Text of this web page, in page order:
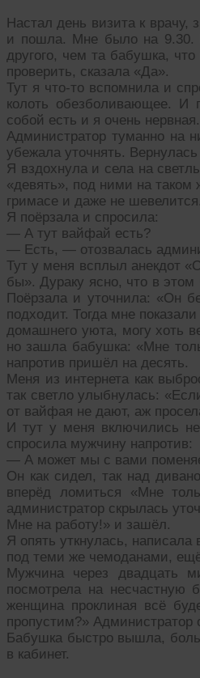
Настал день визита к
и пошла. Мне было на 9.30.
другого, чем та бабушка,
проверить, сказала «Да».
Тут я что-то вспомнила и
колоть обезболивающее. И
собой есть и я очень
Администратор туманно на
убежала уточнять.
Я вздохнула и села на
«девять», под ними на таком
гримасе и даже не шевелится.
Я поёрзала и спросила:
— А тут вайфай есть?
— Есть, — отозвалась
Тут у меня всплыл анекдот
бы». Дураку ясно, что в
Поёрзала и уточнила: «Он
подходит. Тогда мне
домашнего уюта, могу хоть
но зашла бабушка: «Мне
напротив пришёл на десять.
Меня из интернета как
так светло улыбнулась:
от вайфая не дают, аж
И тут у меня включились
спросила мужчину напротив:
— А может мы с вами
Он как сидел, так над
вперёд ломиться «Мне
администратор скрылась
Мне на работу!» и зашёл.
Я опять уткнулась,
под теми же чемоданами,
Мужчина через двадцать
посмотрела на несчастную
женщина проклиная всё
пропустим?» Администратор
Бабушка быстро вышла,
в кабинет.